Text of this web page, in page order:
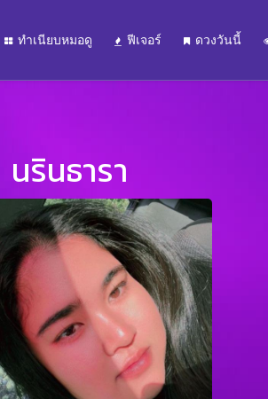
ทำเนียบหมอดู ฟีเจอร์ ดวงวันนี้
นรินธารา